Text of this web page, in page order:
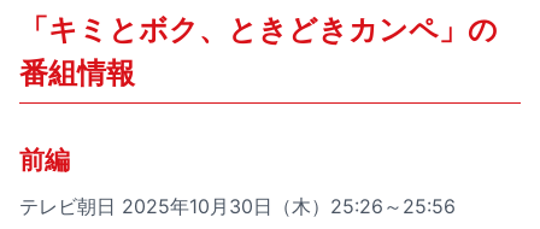
「キミとボク、ときどきカンペ」の
番組情報
前編
テレビ朝日 2025年10月30日（木）25:26～25:56